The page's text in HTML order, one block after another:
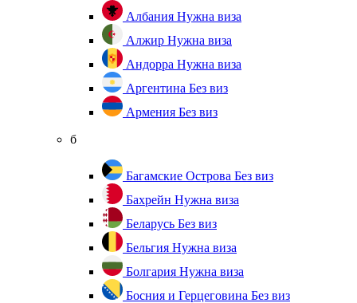
Албания Нужна виза
Алжир Нужна виза
Андорра Нужна виза
Аргентина Без виз
Армения Без виз
б
Багамские Острова Без виз
Бахрейн Нужна виза
Беларусь Без виз
Бельгия Нужна виза
Болгария Нужна виза
Босния и Герцеговина Без виз